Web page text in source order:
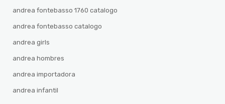
andrea fontebasso 1760 catalogo
andrea fontebasso catalogo
andrea girls
andrea hombres
andrea importadora
andrea infantil